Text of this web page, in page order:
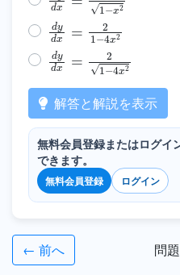
dy 21−4
dy 2 1−
解答と解説を表示
無料会員登録またはログイ
できます。
無料会員登録 ログイン
← 前へ 問